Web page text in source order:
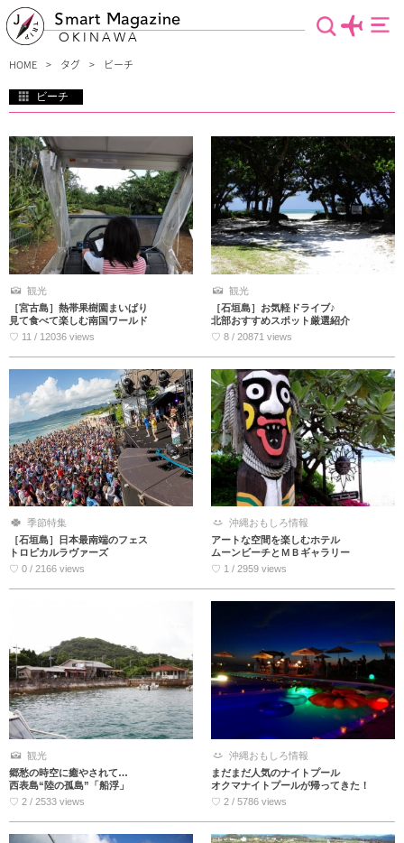
Smart Magazine
OKINAWA
HOME タグ ビーチ
ビーチ
いう方のために沖縄のビーチ情報をたくさん取材しました。天然の砂浜が魅力の瀬
底ビーチ、観光ガイドブックにもあまりのっていないムルク浜、日本の渚百選に選
ばれたイーフビーチなど、沖縄本島はもちろん離島にも美しいビーチがいっぱい。
観光
［宮古島］熱帯果樹園まいぱり
見て食べて楽しむ南国ワールド
♡ 11 / 12036 views
観光
［石垣島］お気軽ドライブ♪
北部おすすめスポット厳選紹介
♡ 8 / 20871 views
季節特集
［石垣島］日本最南端のフェス
トロピカルラヴァーズ
♡ 0 / 2166 views
沖縄おもしろ情報
アートな空間を楽しむホテル
ムーンビーチとＭＢギャラリー
♡ 1 / 2959 views
観光
郷愁の時空に癒やされて…
西表島“陸の孤島”「船浮」
♡ 2 / 2533 views
沖縄おもしろ情報
まだまだ人気のナイトプール
オクマナイトプールが帰ってきた！
♡ 2 / 5786 views